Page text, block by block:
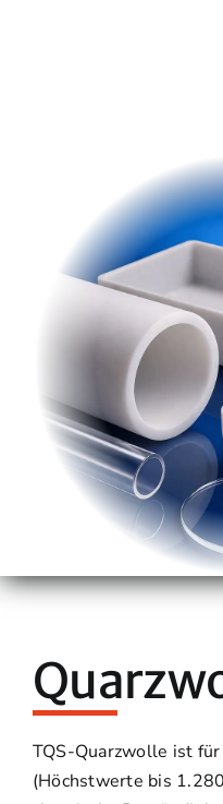
TQS-Quarzwolle ist
(Höchstwerte bis